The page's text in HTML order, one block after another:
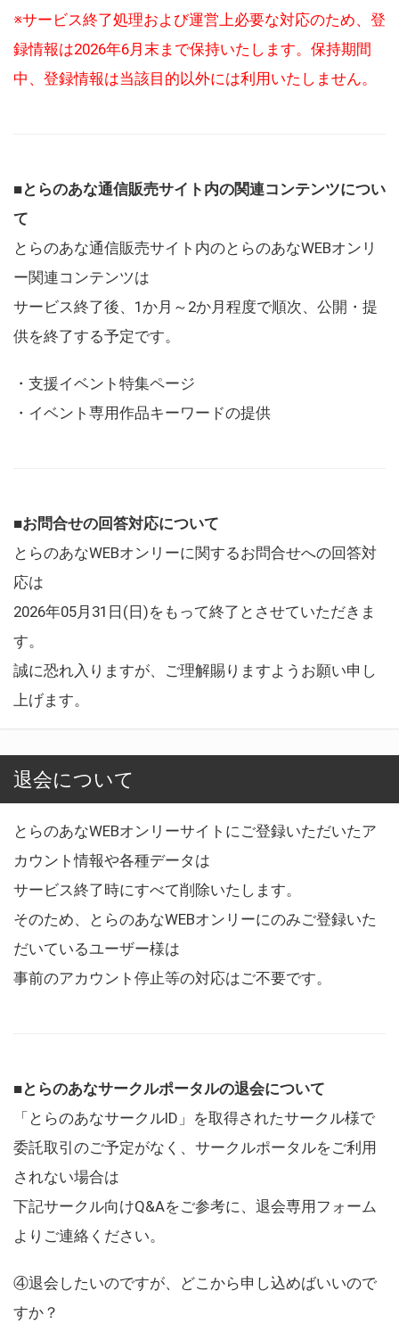
※サービス終了処理および運営上必要な対応のため、登
録情報は2026年6月末まで保持いたします。保持期間
中、登録情報は当該目的以外には利用いたしません。
■とらのあな通信販売サイト内の関連コンテンツについ
て
とらのあな通信販売サイト内のとらのあなWEBオンリ
ー関連コンテンツは
サービス終了後、1か月～2か月程度で順次、公開・提
供を終了する予定です。
・支援イベント特集ページ
・イベント専用作品キーワードの提供
■お問合せの回答対応について
とらのあなWEBオンリーに関するお問合せへの回答対
応は
2026年05月31日(日)をもって終了とさせていただきま
す。
誠に恐れ入りますが、ご理解賜りますようお願い申し
上げます。
退会について
とらのあなWEBオンリーサイトにご登録いただいたア
カウント情報や各種データは
サービス終了時にすべて削除いたします。
そのため、とらのあなWEBオンリーにのみご登録いた
だいているユーザー様は
事前のアカウント停止等の対応はご不要です。
■とらのあなサークルポータルの退会について
「とらのあなサークルID」を取得されたサークル様で
委託取引のご予定がなく、サークルポータルをご利用
されない場合は
下記サークル向けQ&Aをご参考に、退会専用フォーム
よりご連絡ください。
④退会したいのですが、どこから申し込めばいいので
すか？